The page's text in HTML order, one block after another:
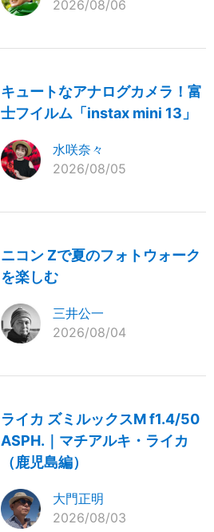
2026/08/06
キュートなアナログカメラ！富
士フイルム「instax mini 13」
水咲奈々
2026/08/05
ニコン Zで夏のフォトウォーク
を楽しむ
三井公一
2026/08/04
ライカ ズミルックスM f1.4/50
ASPH.｜マチアルキ・ライカ
（鹿児島編）
大門正明
2026/08/03